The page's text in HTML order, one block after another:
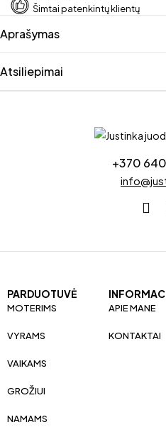
Šimtai patenkintų klientų
Aprašymas
Atsiliepimai
+370
PARDUOTUVĖ
MOTERIMS
VYRAMS
VAIKAMS
GROŽIUI
NAMAMS
APIE MANE
KONTAKTAI